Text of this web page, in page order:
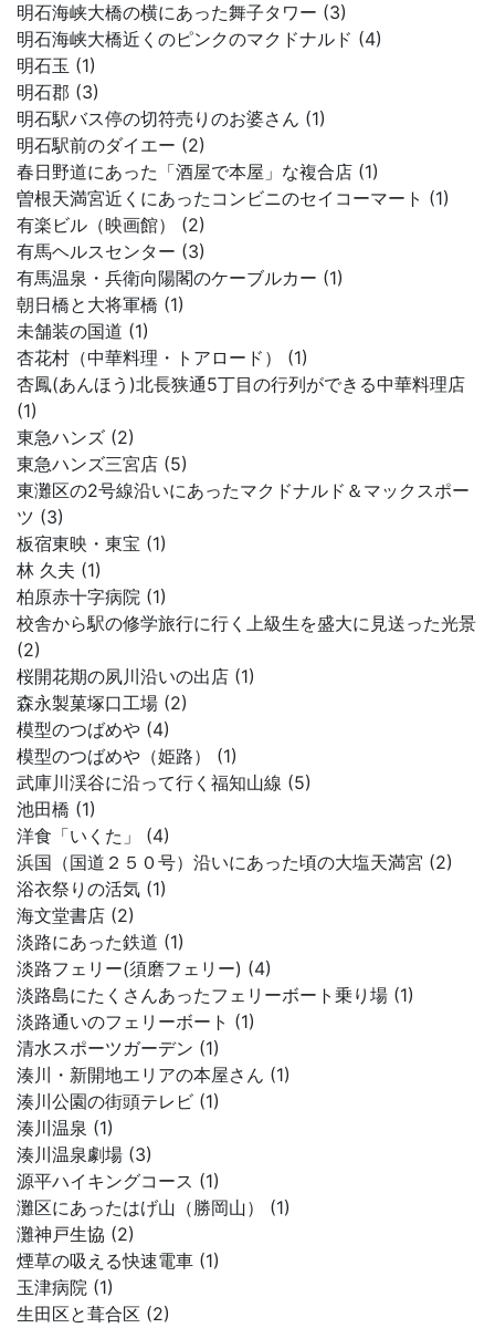
明石海峡大橋の横にあった舞子タワー (3)
明石海峡大橋近くのピンクのマクドナルド (4)
明石玉 (1)
明石郡 (3)
明石駅バス停の切符売りのお婆さん (1)
明石駅前のダイエー (2)
春日野道にあった「酒屋で本屋」な複合店 (1)
曽根天満宮近くにあったコンビニのセイコーマート (1)
有楽ビル（映画館） (2)
有馬ヘルスセンター (3)
有馬温泉・兵衛向陽閣のケーブルカー (1)
朝日橋と大将軍橋 (1)
未舗装の国道 (1)
杏花村（中華料理・トアロード） (1)
杏鳳(あんほう)北長狭通5丁目の行列ができる中華料理店
(1)
東急ハンズ (2)
東急ハンズ三宮店 (5)
東灘区の2号線沿いにあったマクドナルド＆マックスポー
ツ (3)
板宿東映・東宝 (1)
林 久夫 (1)
柏原赤十字病院 (1)
校舎から駅の修学旅行に行く上級生を盛大に見送った光景
(2)
桜開花期の夙川沿いの出店 (1)
森永製菓塚口工場 (2)
模型のつばめや (4)
模型のつばめや（姫路） (1)
武庫川渓谷に沿って行く福知山線 (5)
池田橋 (1)
洋食「いくた」 (4)
浜国（国道２５０号）沿いにあった頃の大塩天満宮 (2)
浴衣祭りの活気 (1)
海文堂書店 (2)
淡路にあった鉄道 (1)
淡路フェリー(須磨フェリー) (4)
淡路島にたくさんあったフェリーボート乗り場 (1)
淡路通いのフェリーボート (1)
清水スポーツガーデン (1)
湊川・新開地エリアの本屋さん (1)
湊川公園の街頭テレビ (1)
湊川温泉 (1)
湊川温泉劇場 (3)
源平ハイキングコース (1)
灘区にあったはげ山（勝岡山） (1)
灘神戸生協 (2)
煙草の吸える快速電車 (1)
玉津病院 (1)
生田区と葺合区 (2)